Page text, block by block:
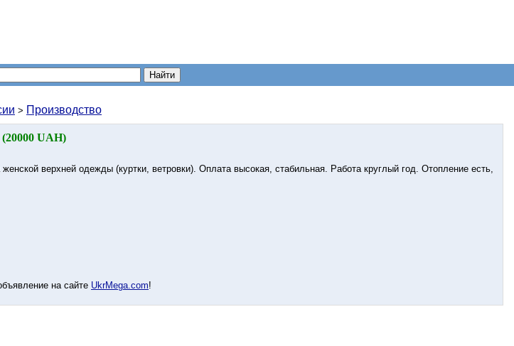
> Производство
UAH)
верхней одежды (куртки, ветровки). Оплата высокая, стабильная. Работа круглый год. Отопление есть,
на сайте UkrMega.com!